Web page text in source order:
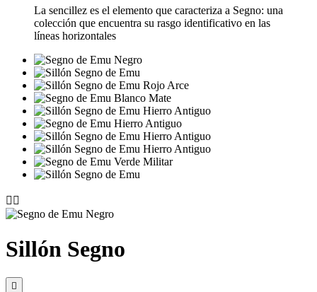
La sencillez es el elemento que caracteriza a Segno: una
colección que encuentra su rasgo identificativo en las
líneas horizontales
 
Sillón Segno
